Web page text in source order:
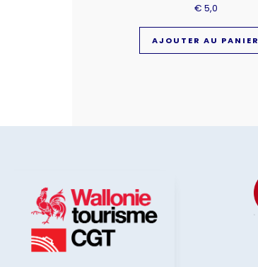
€ 5,0
AJOUTER AU PANIER